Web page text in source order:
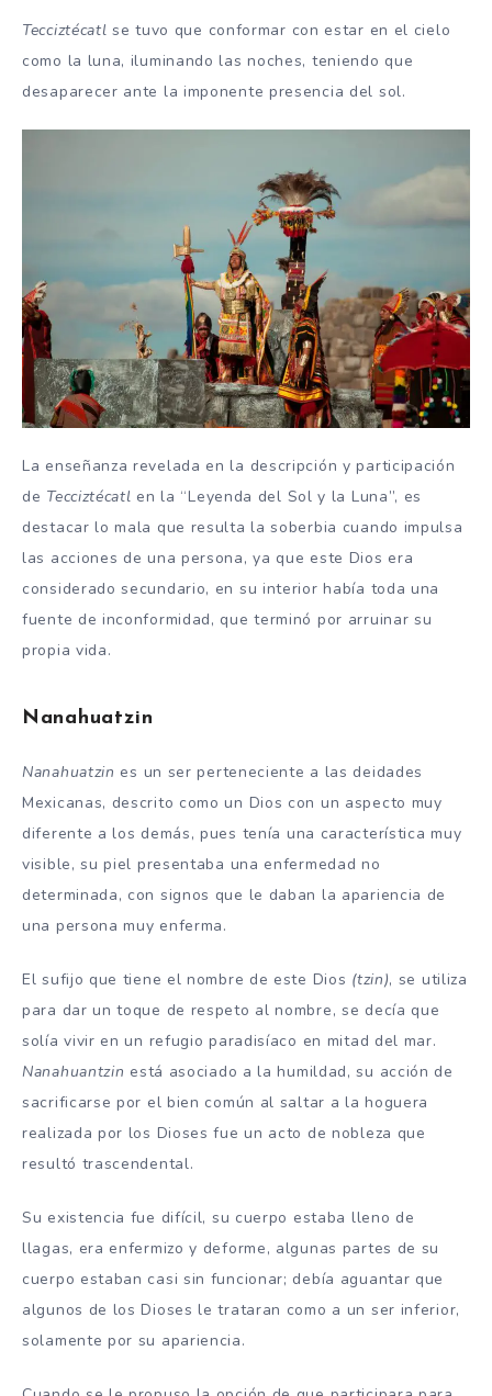
Tecciztécatl se tuvo que conformar con estar en el cielo
como la luna, iluminando las noches, teniendo que
desaparecer ante la imponente presencia del sol.
La enseñanza revelada en la descripción y participación
de Tecciztécatl en la “Leyenda del Sol y la Luna”, es
destacar lo mala que resulta la soberbia cuando impulsa
las acciones de una persona, ya que este Dios era
considerado secundario, en su interior había toda una
fuente de inconformidad, que terminó por arruinar su
propia vida.
Nanahuatzin
Nanahuatzin es un ser perteneciente a las deidades
Mexicanas, descrito como un Dios con un aspecto muy
diferente a los demás, pues tenía una característica muy
visible, su piel presentaba una enfermedad no
determinada, con signos que le daban la apariencia de
una persona muy enferma.
El sufijo que tiene el nombre de este Dios (tzin), se utiliza
para dar un toque de respeto al nombre, se decía que
solía vivir en un refugio paradisíaco en mitad del mar.
Nanahuantzin está asociado a la humildad, su acción de
sacrificarse por el bien común al saltar a la hoguera
realizada por los Dioses fue un acto de nobleza que
resultó trascendental.
Su existencia fue difícil, su cuerpo estaba lleno de
llagas, era enfermizo y deforme, algunas partes de su
cuerpo estaban casi sin funcionar; debía aguantar que
algunos de los Dioses le trataran como a un ser inferior,
solamente por su apariencia.